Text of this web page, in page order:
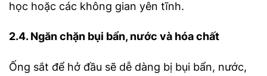
học hoặc các không gian yên tĩnh.
2.4. Ngăn chặn bụi bẩn, nước và hóa chất
Ống sắt để hở đầu sẽ dễ dàng bị bụi bẩn, nước,